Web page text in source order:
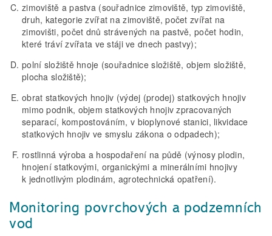
zimoviště a pastva (souřadnice zimoviště, typ zimoviště,
druh, kategorie zvířat na zimoviště, počet zvířat na
zimovišti, počet dnů strávených na pastvě, počet hodin,
které tráví zvířata ve stáji ve dnech pastvy);
polní složiště hnoje (souřadnice složiště, objem složiště,
plocha složiště);
obrat statkových hnojiv (výdej (prodej) statkových hnojiv
mimo podnik, objem statkových hnojiv zpracovaných
separací, kompostováním, v bioplynové stanici, likvidace
statkových hnojiv ve smyslu zákona o odpadech);
rostlinná výroba a hospodaření na půdě (výnosy plodin,
hnojení statkovými, organickými a minerálními hnojivy
k jednotlivým plodinám, agrotechnická opatření).
Monitoring povrchových a podzemních
vod